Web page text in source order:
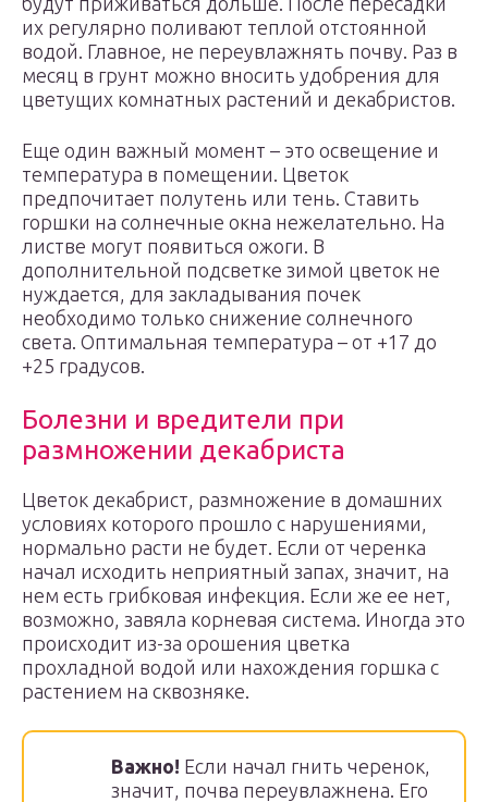
их регулярно поливают теплой отстоянной
водой. Главное, не переувлажнять почву. Раз в
месяц в грунт можно вносить удобрения для
цветущих комнатных растений и декабристов.
Еще один важный момент – это освещение и
температура в помещении. Цветок
предпочитает полутень или тень. Ставить
горшки на солнечные окна нежелательно. На
листве могут появиться ожоги. В
дополнительной подсветке зимой цветок не
нуждается, для закладывания почек
необходимо только снижение солнечного
света. Оптимальная температура – от +17 до
+25 градусов.
Болезни и вредители при
размножении декабриста
Цветок декабрист, размножение в домашних
условиях которого прошло с нарушениями,
нормально расти не будет. Если от черенка
начал исходить неприятный запах, значит, на
нем есть грибковая инфекция. Если же ее нет,
возможно, завяла корневая система. Иногда это
происходит из-за орошения цветка
прохладной водой или нахождения горшка с
растением на сквозняке.
Важно! Если начал гнить черенок,
значит, почва переувлажнена. Его